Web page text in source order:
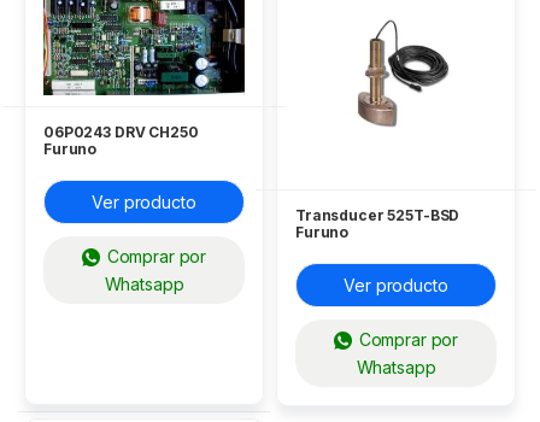
06P0243 DRV CH250
Furuno
Ver producto
Comprar por
Whatsapp
Transducer 525T-BSD
Furuno
Ver producto
Comprar por
Whatsapp